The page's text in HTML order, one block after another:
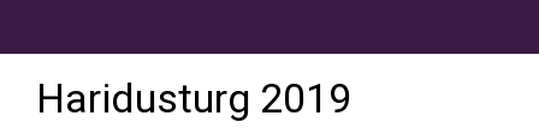
Haridusturg 2019